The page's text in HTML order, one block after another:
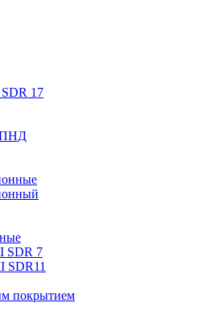
17
ПНД
SDR 7
SDR11
покрытием